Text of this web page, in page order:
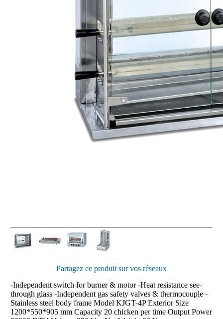
Partagez ce produit sur vos réseaux
-Independent switch for burner & motor -Heat resistance see-
through glass -Independent gas safety valves & thermocouple -
Stainless steel body frame Model KJGT-4P Exterior Size
1200*550*905 mm Capacity 20 chicken per time Output Power